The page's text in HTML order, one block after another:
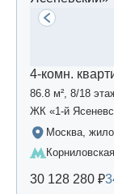
4-комн.
86.8 м², 8/18
ЖК «1-й
Москва,
30 128 280 ₽